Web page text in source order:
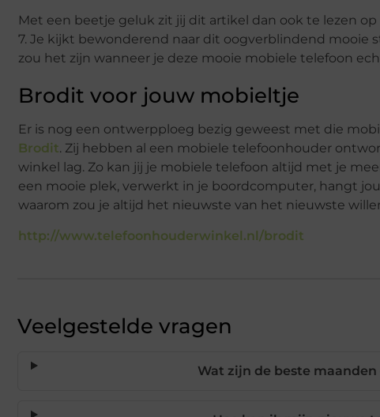
Met een beetje geluk zit jij dit artikel dan ook te lezen
7. Je kijkt bewonderend naar dit oogverblindend mooie
zou het zijn wanneer je deze mooie mobiele telefoon
Brodit voor jouw mobieltje
Er is nog een ontwerpploeg bezig geweest met die
Brodit. Zij hebben al een mobiele telefoonhouder
winkel lag. Zo kan jij je mobiele telefoon altijd met je
een mooie plek, verwerkt in je boordcomputer, hangt
waarom zou je altijd het nieuwste van het nieuwste
http://www.telefoonhouderwinkel.nl/brodit
Veelgestelde vragen
Wat zijn de beste